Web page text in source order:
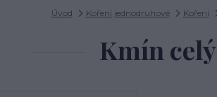
Úvod Koření jednodruhové Koření
Kmín celý